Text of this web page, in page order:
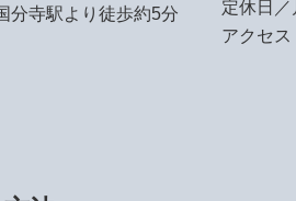
分寺駅より徒歩約5分
定休日／
アクセ